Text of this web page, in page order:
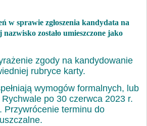
w sprawie zgłoszenia kandydata na
zostało umieszczone jako
zgody na kandydowanie
rubryce karty.
wymogów formalnych, lub
Rychwale po 30 czerwca 2023 r.
Przywrócenie terminu do